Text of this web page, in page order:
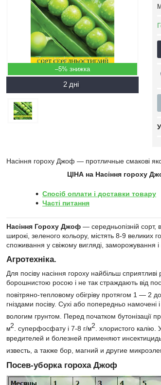
–5%
2 дні
Насіння гороху Джоф ― протличные смакові
ЦІНА на Насіння гороху
Спосіб оплати і доставки товару
Часті питання
Насіння Гороху Джоф — середньопізній сорт,
широкі, зеленого кольору, містять 8-9
споживання у свіжому вигляді, заморожування і
Агротехніка.
Для посіву насіння гороху найбільш
борошнистою росою і не так страждають від
повітряно-тепловому обігріву протягом 1 ― 2
гніздами посіву. Сухі або попередньо
вологим грунтом. Перед початком бутонізації
м2 . суперфосфату і 7-8 г/м2 . хлористого
вредителей и болезней применяют
известь, а также бор, магний и другие
Посев-уборка гороха Джоф